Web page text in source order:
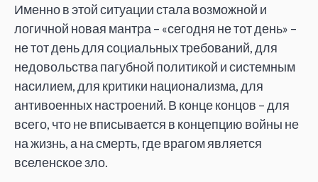
Именно в этой ситуации стала возможной и
логичной новая мантра – «сегодня не тот день» –
не тот день для социальных требований, для
недовольства пагубной политикой и системным
насилием, для критики национализма, для
антивоенных настроений. В конце концов – для
всего, что не вписывается в концепцию войны не
на жизнь, а на смерть, где врагом является
вселенское зло.